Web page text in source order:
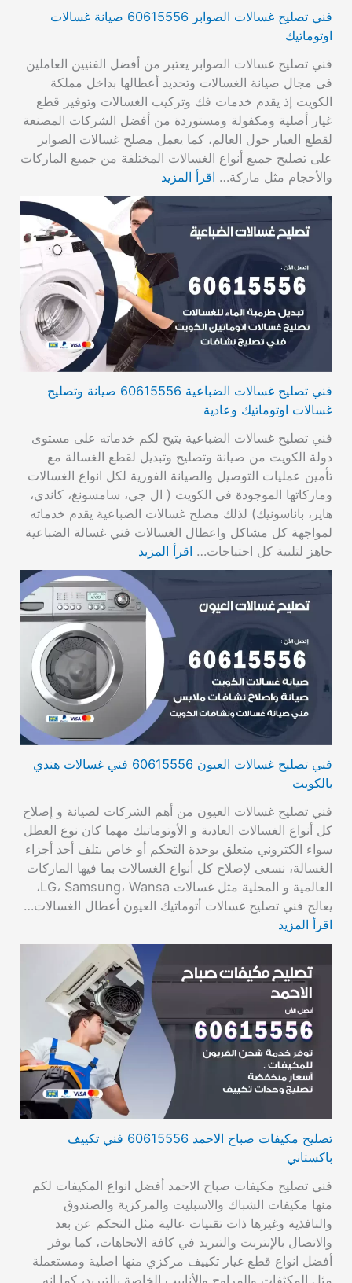
فني تصليح غسالات الصوابر 60615556 صيانة غسالات
اوتوماتيك
فني تصليح غسالات الصوابر يعتبر من أفضل الفنيين العاملين
في مجال صيانة الغسالات وتحديد أعطالها بداخل مملكة
الكويت إذ يقدم خدمات فك وتركيب الغسالات وتوفير قطع
غيار أصلية ومكفولة ومستوردة من أفضل الشركات المصنعة
لقطع الغيار حول العالم، كما يعمل مصلح غسالات الصوابر
على تصليح جميع أنواع الغسالات المختلفة من جميع الماركات
والأحجام مثل ماركة… اقرأ المزيد
فني تصليح غسالات الضباعية 60615556 صيانة وتصليح
غسالات اوتوماتيك وعادية
فني تصليح غسالات الضباعية يتيح لكم خدماته على مستوى
دولة الكويت من صيانة وتصليح وتبديل لقطع الغسالة مع
تأمين عمليات التوصيل والصيانة الفورية لكل انواع الغسالات
وماركاتها الموجودة في الكويت ( ال جي، سامسونغ، كاندي،
هاير، باناسونيك) لذلك مصلح غسالات الضباعية يقدم خدماته
لمواجهة كل مشاكل واعطال الغسالات فني غسالة الضباعية
جاهز لتلبية كل احتياجات… اقرأ المزيد
فني تصليح غسالات العيون 60615556 فني غسالات هندي
بالكويت
فني تصليح غسالات العيون من أهم الشركات لصيانة و إصلاح
كل أنواع الغسالات العادية و الأوتوماتيك مهما كان نوع العطل
سواء الكتروني متعلق بوحدة التحكم أو خاص بتلف أحد أجزاء
الغسالة، نسعى لإصلاح كل أنواع الغسالات بما فيها الماركات
العالمية و المحلية مثل غسالات LG، Samsung، Wansa،
يعالج فني تصليح غسالات أتوماتيك العيون أعطال الغسالات…
اقرأ المزيد
تصليح مكيفات صباح الاحمد 60615556 فني تكييف
باكستاني
فني تصليح مكيفات صباح الاحمد أفضل انواع المكيفات لكم
منها مكيفات الشباك والاسبليت والمركزية والصندوق
والنافذية وغيرها ذات تقنيات عالية مثل التحكم عن بعد
والاتصال بالإنترنت والتبريد في كافة الاتجاهات، كما يوفر
أفضل انواع قطع غيار تكييف مركزي منها اصلية ومستعملة